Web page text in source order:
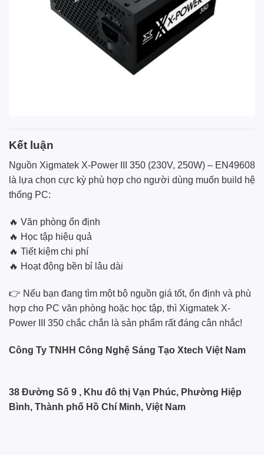
Kết luận
Nguồn Xigmatek X-Power III 350 (230V, 250W) – EN49608
là lựa chọn cực kỳ phù hợp cho người dùng muốn build hệ
thống PC:
🔥 Văn phòng ổn định
🔥 Học tập hiệu quả
🔥 Tiết kiệm chi phí
🔥 Hoạt động bền bỉ lâu dài
👉 Nếu bạn đang tìm một bộ nguồn giá tốt, ổn định và phù
hợp cho PC văn phòng hoặc học tập, thì Xigmatek X-
Power III 350 chắc chắn là sản phẩm rất đáng cân nhắc!
Công Ty TNHH Công Nghệ Sáng Tạo Xtech Việt Nam
38 Đường Số 9 , Khu đô thị Vạn Phúc, Phường Hiệp
Bình, Thành phố Hồ Chí Minh, Việt Nam